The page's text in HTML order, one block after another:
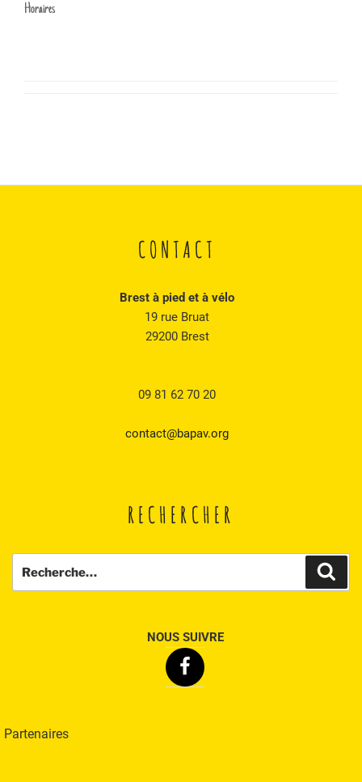
Horaires
CONTACT
Brest à pied et à vélo
19 rue Bruat
29200 Brest
09 81 62 70 20
contact@bapav.org
RECHERCHER
NOUS SUIVRE
Facebook
Partenaires